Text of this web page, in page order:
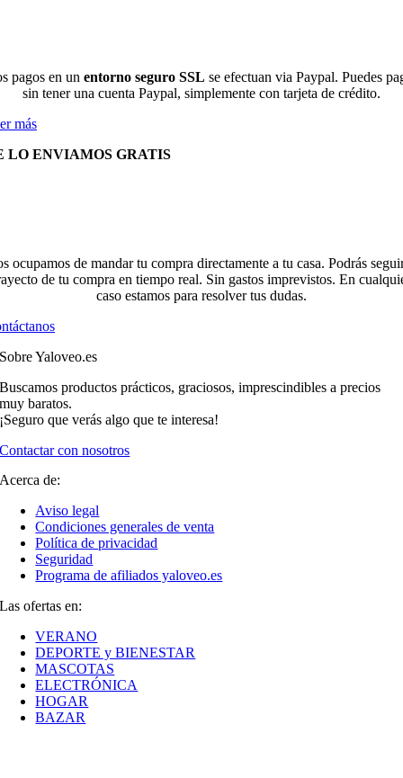
pagos en un entorno seguro SSL se efectuan via Paypal. Puedes
sin tener una cuenta Paypal, simplemente con tarjeta de crédito.
más
LO ENVIAMOS GRATIS
ocupamos de mandar tu compra directamente a tu casa. Podrás
de tu compra en tiempo real. Sin gastos imprevistos. En
caso estamos para resolver tus dudas.
Sobre Yaloveo.es
Buscamos productos prácticos, graciosos, imprescindibles a precios
muy baratos.
¡Seguro que verás algo que te interesa!
Contactar con nosotros
Acerca de:
Aviso legal
Condiciones generales de venta
Política de privacidad
Seguridad
Programa de afiliados yaloveo.es
Las ofertas en:
VERANO
DEPORTE y BIENESTAR
MASCOTAS
ELECTRÓNICA
HOGAR
BAZAR